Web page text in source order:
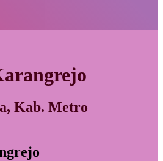
Kab. Metro